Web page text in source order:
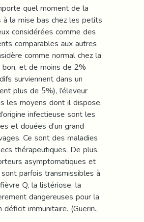
quel moment de la
la mise bas chez les petits
considérées comme des
comparables aux autres
comme normal chez la
et de moins de 2%
surviennent dans un
plus de 5%), l’éleveur
les moyens dont il dispose.
infectieuse sont les
et douées d’un grand
Ce sont des maladies
thérapeutiques. De plus,
asymptomatiques et
parfois transmissibles à
Q, la listériose, la
dangereuses pour la
immunitaire. (Guerin.,